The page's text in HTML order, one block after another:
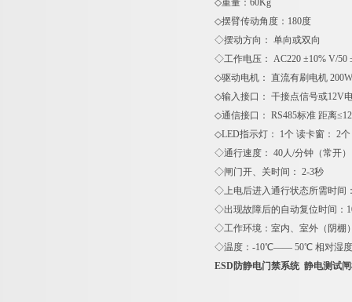
◇重量：60Kg
◇摆臂传动角度：180度
◇摆动方向： 单向或双向
◇工作电压： AC220 ±10% V/50
◇驱动电机： 直流有刷电机
◇输入接口： 干接点信号或12V
◇通信接口： RS485标准 距离
◇LED指示灯： 1个 读卡窗： 2个
◇通行速度： 40人/分钟（常开
◇闸门开、关时间： 2-3秒
◇上电后进入通行状态所需时间
◇出现故障后的自动复位时间：
◇工作环境：室内、室外（阴棚
◇温度：-10℃—— 50℃ 相对湿度
ESD防静电门禁系统 静电测试